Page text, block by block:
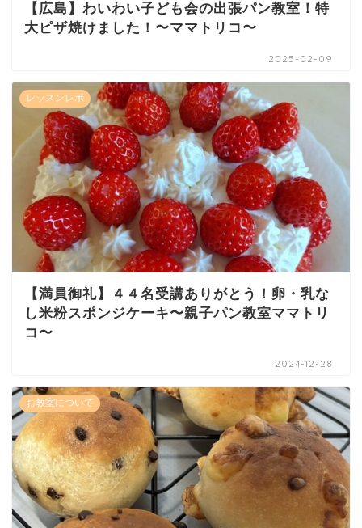
【広島】わいわい子ども会の出張パン教室！特
大ピザ焼けました！〜ママトリコ〜
2025-02-09
レッスンレポ
【満員御礼】４４名受講ありがとう！卵・乳な
し米粉スポンジケーキ〜親子パン教室ママトリ
コ〜
2024-12-28
お教室について